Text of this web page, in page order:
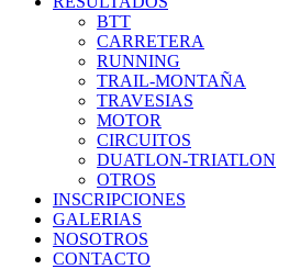
BTT
CARRETERA
RUNNING
TRAIL-MONTAÑA
TRAVESIAS
MOTOR
CIRCUITOS
DUATLON-TRIATLON
OTROS
INSCRIPCIONES
GALERIAS
NOSOTROS
CONTACTO